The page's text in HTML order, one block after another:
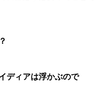
ディアは浮かぶので